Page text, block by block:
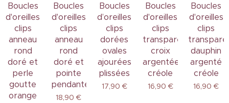
Boucles
d'oreilles
clips
anneau
rond
doré et
perle
goutte
orange
Boucles
d'oreilles
clips
anneau
rond
doré et
pointe
pendante
18,90 €
Boucles
d’oreilles
clips
dorées
ovales
ajourées
plissées
17,90 €
Boucles
d'oreilles
clips
transparents
croix
argentée
créole
16,90 €
Boucles
d'oreilles
clips
dauphin
argenté
créole
16,90 €